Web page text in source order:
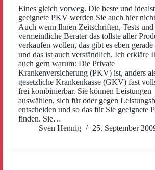
Eines gleich vorweg. Die beste und
geeignete PKV werden Sie auch hier
Auch wenn Ihnen Zeitschriften, Tests und
vermeintliche Berater das tollste aller
verkaufen wollen, das gibt es eben
und das ist auch verständlich. Ich erkläre
auch gern warum: Die Private
Krankenversicherung (PKV) ist, anders
gesetzliche Krankenkasse (GKV) fast
frei kombinierbar. Sie können Leistungen
auswählen, sich für oder gegen
entscheiden und so das für Sie geeignete
finden. Sie…
Sven Hennig
25. September